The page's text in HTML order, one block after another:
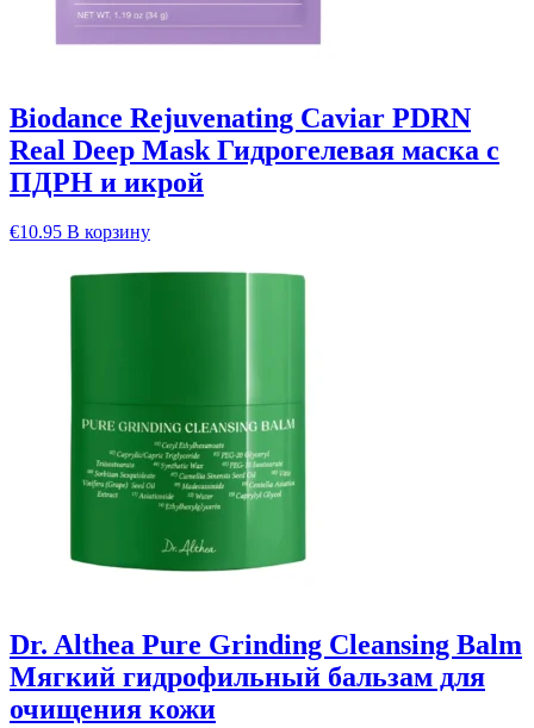
Biodance Rejuvenating Caviar PDRN
Real Deep Mask Гидрогелевая маска с
ПДРН и икрой
€10.95 В корзину
Dr. Althea Pure Grinding Cleansing Balm
Мягкий гидрофильный бальзам для
очищения кожи